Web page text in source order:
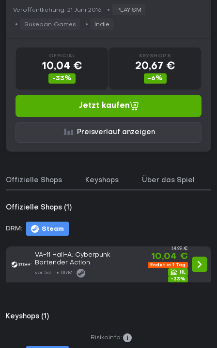
Veröffentlichung: 21 Juni 2016 PLAYISM
Sukeban Games Indie
OFFICIAL
10,04 €
-33%
KEYSHOPS
20,67 €
-6%
Jetzt kaufen
Preisverlauf anzeigen
Offizielle Shops Keyshops Über das Spiel
Offizielle Shops (1)
DRM: Steam
VA-11 Hall-A: Cyberpunk
Bartender Action
vor 5d DRM:
14,99 €
10,04 €
Endet in 1 Tag
-33%
Keyshops (1)
Risikoinfo: